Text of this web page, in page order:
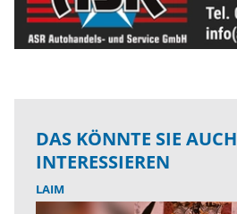
DAS KÖNNTE SIE AUCH
INTERESSIEREN
LAIM